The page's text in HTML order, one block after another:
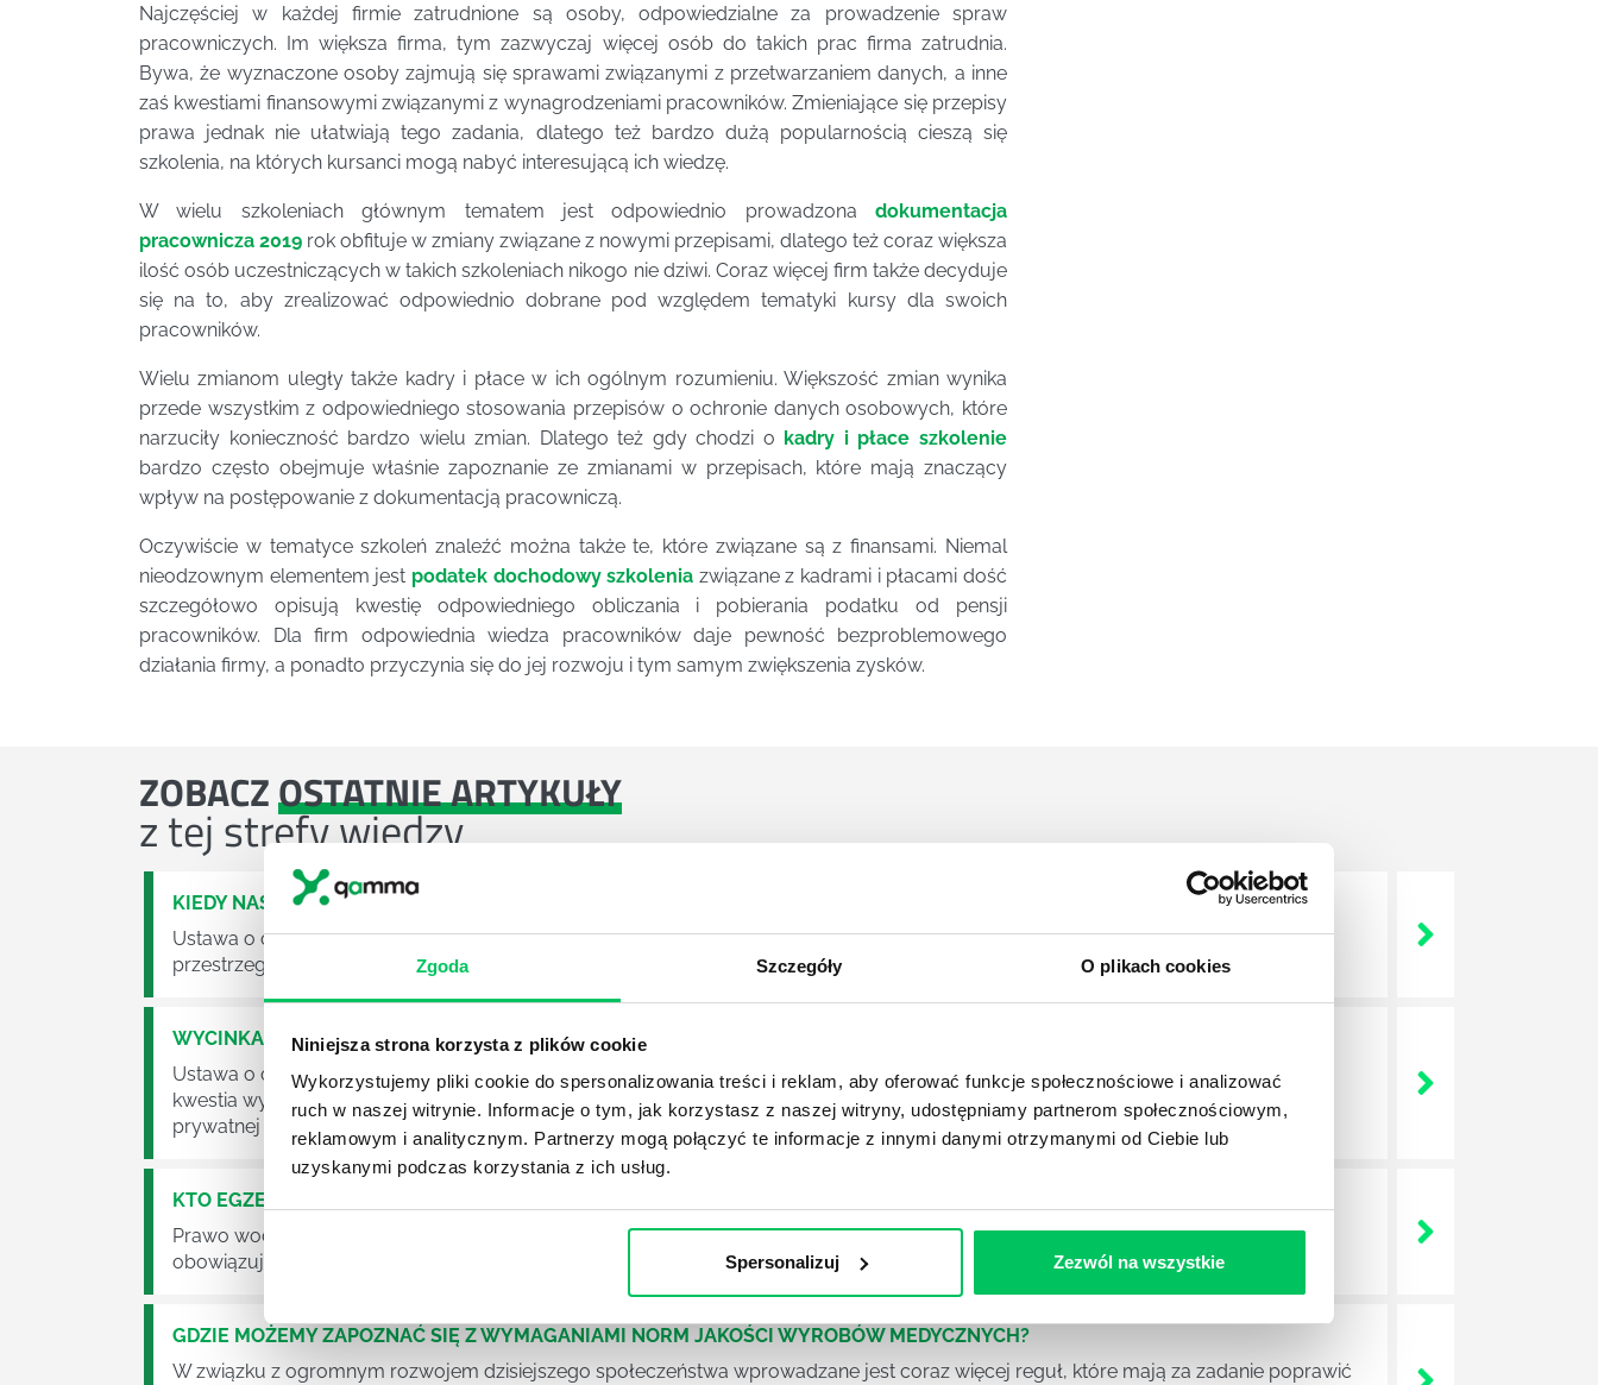
Zgoda Szczegóły O plikach cookies
Niniejsza strona korzysta z plików cookie
Wykorzystujemy pliki cookie do spersonalizowania treści i reklam, aby oferować funkcje społecznościowe i analizować
ruch w naszej witrynie. Informacje o tym, jak korzystasz z naszej witryny, udostępniamy partnerom społecznościowym,
reklamowym i analitycznym. Partnerzy mogą połączyć te informacje z innymi danymi otrzymanymi od Ciebie lub
uzyskanymi podczas korzystania z ich usług.
Spersonalizuj Zezwól na wszystkie
Najczęściej w każdej firmie zatrudnione są osoby, odpowiedzialne za prowadzenie spraw
pracowniczych. Im większa firma, tym zazwyczaj więcej osób do takich prac firma zatrudnia.
Bywa, że wyznaczone osoby zajmują się sprawami związanymi z przetwarzaniem danych, a inne
zaś kwestiami finansowymi związanymi z wynagrodzeniami pracowników. Zmieniające się przepisy
prawa jednak nie ułatwiają tego zadania, dlatego też bardzo dużą popularnością cieszą się
szkolenia, na których kursanci mogą nabyć interesującą ich wiedzę.
W wielu szkoleniach głównym tematem jest odpowiednio prowadzona dokumentacja
pracownicza 2019 rok obfituje w zmiany związane z nowymi przepisami, dlatego też coraz większa
ilość osób uczestniczących w takich szkoleniach nikogo nie dziwi. Coraz więcej firm także decyduje
się na to, aby zrealizować odpowiednio dobrane pod względem tematyki kursy dla swoich
pracowników.
Wielu zmianom uległy także kadry i płace w ich ogólnym rozumieniu. Większość zmian wynika
przede wszystkim z odpowiedniego stosowania przepisów o ochronie danych osobowych, które
narzuciły konieczność bardzo wielu zmian. Dlatego też gdy chodzi o kadry i płace szkolenie
bardzo często obejmuje właśnie zapoznanie ze zmianami w przepisach, które mają znaczący
wpływ na postępowanie z dokumentacją pracowniczą.
Oczywiście w tematyce szkoleń znaleźć można także te, które związane są z finansami. Niemal
nieodzownym elementem jest podatek dochodowy szkolenia związane z kadrami i płacami dość
szczegółowo opisują kwestię odpowiedniego obliczania i pobierania podatku od pensji
pracowników. Dla firm odpowiednia wiedza pracowników daje pewność bezproblemowego
działania firmy, a ponadto przyczynia się do jej rozwoju i tym samym zwiększenia zysków.
ZOBACZOSTATNIE ARTYKUŁY
z tej strefy wiedzy
KIEDY NASTĄPI ZMIANA USTAWY O ODPADACH?
Ustawa o odpadach jest dość istotną ustawą dla każdej firmy. Kiedy dokładnie nowe przepisy wejdą w życie? Od kiedy ich
przestrzeganie będzie już normalnie egzekwowane? Z czym trzeba się tutaj na pewno liczyć?
WYCINKA DRZEW A USTAWA O OCHRONIE ŚRODOWISKA - CO WARTO WIEDZIEĆ?
Ustawa o ochronie środowiska obowiązuje każdego z nas – bez wyjątku. Warto podkreślić, że określona jest w niej także dokładnie
kwestia wycinki drzew. Czy taka wycinka drzew musi być gdziekolwiek zgłaszana? Jak to w zasadzie dokładniej wygląda? Czy z
prywatnej posesji można wyciąć cokolwiek?
KTO EGZEKWUJE PRAWO WODNE?
Prawo wodne to dość skomplikowane prawo w ustawodawstwie polskim. Na czym dokładniej ono polega? Kogo w zasadzie
obowiązuje? Jak wygląda egzekwowanie prawa wodnego? Na te pytania odpowiemy pokrótce poniżej.
GDZIE MOŻEMY ZAPOZNAĆ SIĘ Z WYMAGANIAMI NORM JAKOŚCI WYROBÓW MEDYCZNYCH?
W związku z ogromnym rozwojem dzisiejszego społeczeństwa wprowadzane jest coraz więcej reguł, które mają za zadanie poprawić